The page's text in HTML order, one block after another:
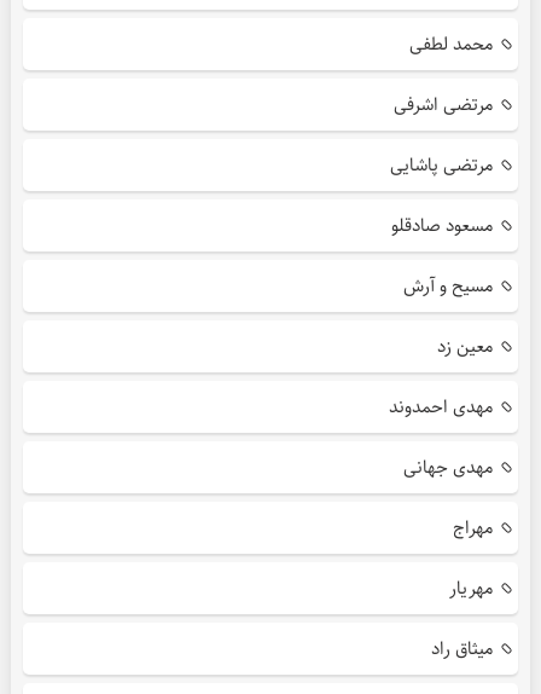
محمد لطفی
مرتضی اشرفی
مرتضی پاشایی
مسعود صادقلو
مسیح و آرش
معین زد
مهدی احمدوند
مهدی جهانی
مهراج
مهریار
میثاق راد